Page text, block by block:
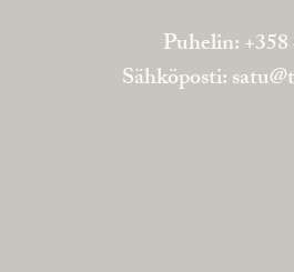
Puhelin:
Sähköposti: